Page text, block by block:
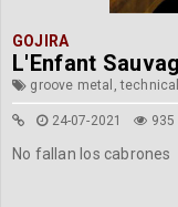
GOJIRA
L'Enfant
groove metal,
24-07-2021 935
No fallan los cabrones